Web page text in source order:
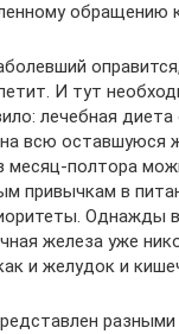
обращению
И тут
лечебная диета
всю оставшуюся
месяц-полтора
привычкам в
Однажды
железа уже
и желудок и